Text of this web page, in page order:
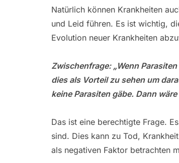
Natürlich können Krankheiten
und Leid führen. Es ist wichtig,
Evolution neuer Krankheiten
Zwischenfrage: „Wenn
dies als Vorteil zu sehen um
keine Parasiten gäbe. Dann
Das ist eine berechtigte Frage.
sind. Dies kann zu Tod,
als negativen Faktor betrachten